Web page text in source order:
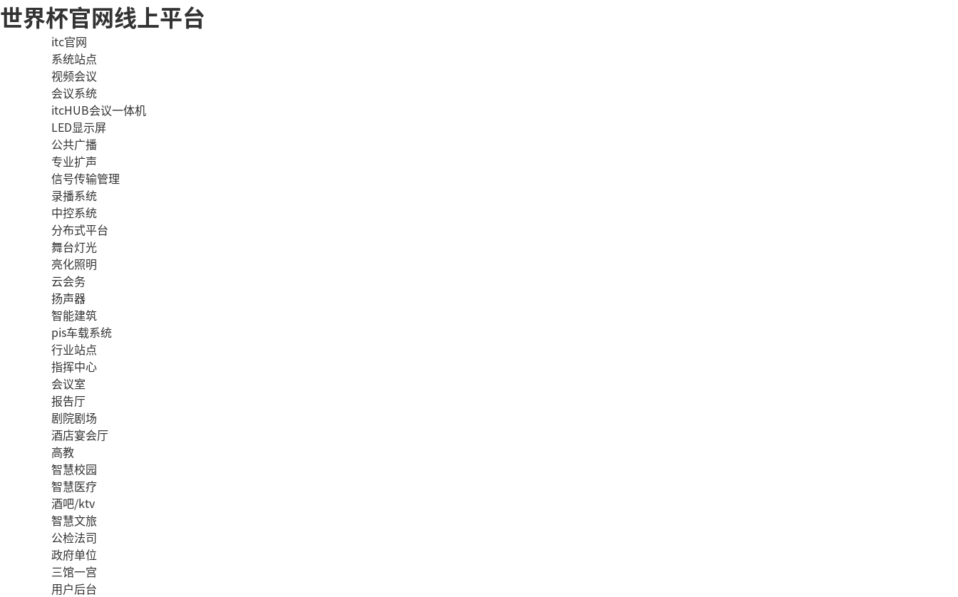
世界杯官网线上平台
itc官网
系统站点
视频会议
会议系统
itcHUB会议一体机
LED显示屏
公共广播
专业扩声
信号传输管理
录播系统
中控系统
分布式平台
舞台灯光
亮化照明
云会务
扬声器
智能建筑
pis车载系统
行业站点
指挥中心
会议室
报告厅
剧院剧场
酒店宴会厅
高教
智慧校园
智慧医疗
酒吧/ktv
智慧文旅
公检法司
政府单位
三馆一宫
用户后台